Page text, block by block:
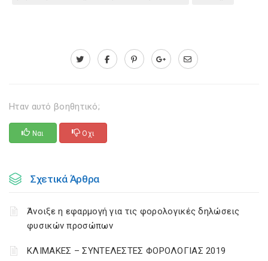
Ηταν αυτό βοηθητικό;
Ναι Οχι
Σχετικά Άρθρα
Άνοιξε η εφαρμογή για τις φορολογικές δηλώσεις
φυσικών προσώπων
ΚΛΙΜΑΚΕΣ – ΣΥΝΤΕΛΕΣΤΕΣ ΦΟΡΟΛΟΓΙΑΣ 2019